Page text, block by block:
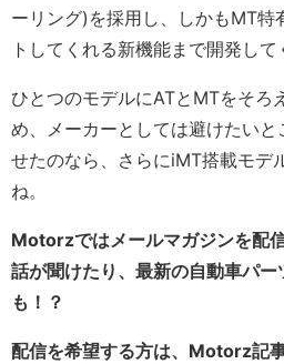
ーリング)を採用し、しかもMT特
トしてくれる新機能まで開発して
ひとつのモデルにATとMTをそろ
め、メーカーとしては避けたい
せたのなら、さらにiMT搭載モデ
ね。
Motorzではメールマガジンを配信
話が聞けたり、最新の自動車パ
も！？
配信を希望する方は、Motorz記